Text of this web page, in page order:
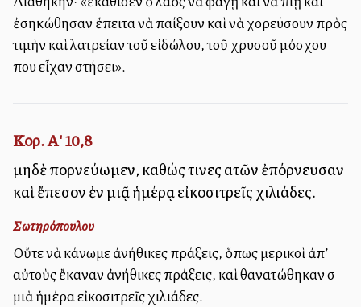
ἐσηκώθησαν ἔπειτα νὰ παίξουν καὶ νὰ χορεύσουν πρὸς
τιμὴν καὶ λατρείαν τοῦ εἰδώλου, τοῦ χρυσοῦ μόσχου
που εἶχαν στήσει».
Κορ. Α' 10,8
μηδὲ πορνεύωμεν, καθώς τινες αὐτῶν ἐπόρνευσαν
καὶ ἔπεσον ἐν μιᾷ ἡμέρᾳ εἰκοσιτρεῖς χιλιάδες.
Σωτηρόπουλου
Οὔτε νὰ κάνωμε ἀνήθικες πράξεις, ὅπως μερικοὶ ἀπ’
αὐτοὺς ἔκαναν ἀνήθικες πράξεις, καὶ θανατώθηκαν σὲ
μιὰ ἡμέρα εἰκοσιτρεῖς χιλιάδες.